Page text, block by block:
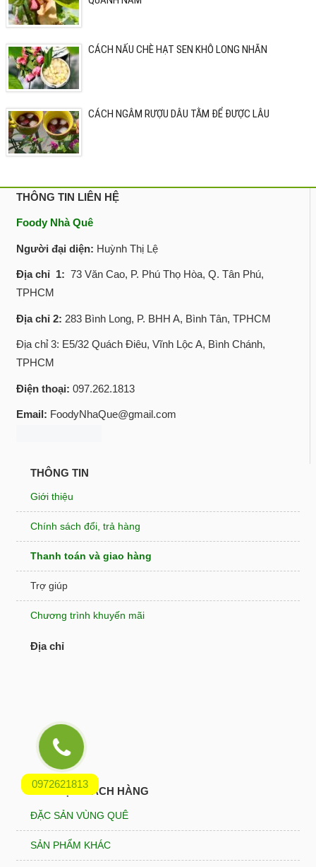
CÁCH NẤU CHÈ HẠT SEN KHÔ LONG NHÃN
CÁCH NGÂM RƯỢU DÂU TẰM ĐỂ ĐƯỢC LÂU
0972621813
THÔNG TIN LIÊN HỆ
Foody Nhà Quê
Người đại diện: Huỳnh Thị Lệ
Địa chỉ 1: 73 Văn Cao, P. Phú Thọ Hòa, Q. Tân Phú,
TPHCM
Địa chỉ 2: 283 Bình Long, P. BHH A, Bình Tân, TPHCM
Địa chỉ 3: E5/32 Quách Điêu, Vĩnh Lộc A, Bình Chánh,
TPHCM
Điện thoại: 097.262.1813
Email: FoodyNhaQue@gmail.com
THÔNG TIN
Giới thiệu
Chính sách đổi, trả hàng
Thanh toán và giao hàng
Trợ giúp
Chương trình khuyến mãi
Địa chỉ
HỖ TRỢ KHÁCH HÀNG
ĐẶC SẢN VÙNG QUÊ
SẢN PHẨM KHÁC